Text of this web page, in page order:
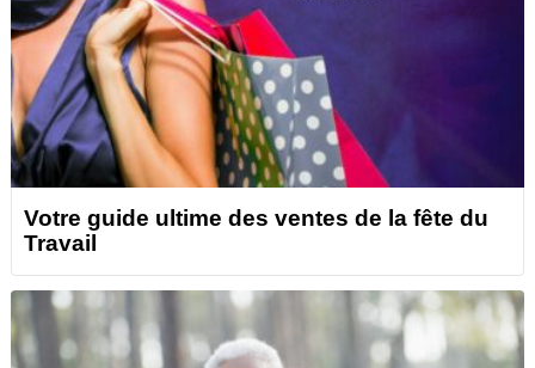
Votre guide ultime des ventes de la fête du
Travail